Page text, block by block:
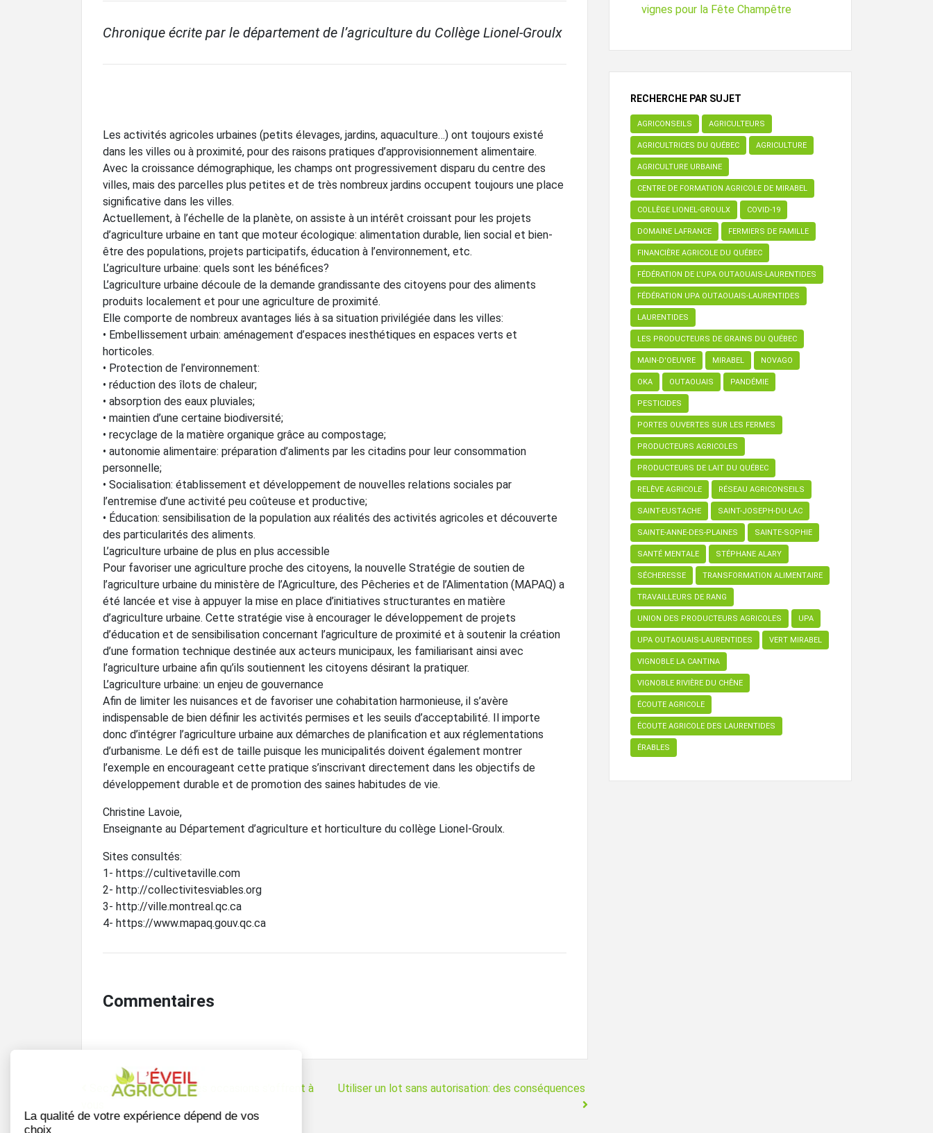
Chronique écrite par le département de l’agriculture du Collège Lionel-Groulx
Les activités agricoles urbaines (petits élevages, jardins, aquaculture…) ont toujours existé
dans les villes ou à proximité, pour des raisons pratiques d’approvisionnement alimentaire.
Avec la croissance démographique, les champs ont progressivement disparu du centre des
villes, mais des parcelles plus petites et de très nombreux jardins occupent toujours une place
significative dans les villes.
Actuellement, à l’échelle de la planète, on assiste à un intérêt croissant pour les projets
d’agriculture urbaine en tant que moteur écologique: alimentation durable, lien social et bien-
être des populations, projets participatifs, éducation à l’environnement, etc.
L’agriculture urbaine: quels sont les bénéfices?
L’agriculture urbaine découle de la demande grandissante des citoyens pour des aliments
produits localement et pour une agriculture de proximité.
Elle comporte de nombreux avantages liés à sa situation privilégiée dans les villes:
• Embellissement urbain: aménagement d’espaces inesthétiques en espaces verts et
horticoles.
• Protection de l’environnement:
• réduction des îlots de chaleur;
• absorption des eaux pluviales;
• maintien d’une certaine biodiversité;
• recyclage de la matière organique grâce au compostage;
• autonomie alimentaire: préparation d’aliments par les citadins pour leur consommation
personnelle;
• Socialisation: établissement et développement de nouvelles relations sociales par
l’entremise d’une activité peu coûteuse et productive;
• Éducation: sensibilisation de la population aux réalités des activités agricoles et découverte
des particularités des aliments.
L’agriculture urbaine de plus en plus accessible
Pour favoriser une agriculture proche des citoyens, la nouvelle Stratégie de soutien de
l’agriculture urbaine du ministère de l’Agriculture, des Pêcheries et de l’Alimentation (MAPAQ) a
été lancée et vise à appuyer la mise en place d’initiatives structurantes en matière
d’agriculture urbaine. Cette stratégie vise à encourager le développement de projets
d’éducation et de sensibilisation concernant l’agriculture de proximité et à soutenir la création
d’une formation technique destinée aux acteurs municipaux, les familiarisant ainsi avec
l’agriculture urbaine afin qu’ils soutiennent les citoyens désirant la pratiquer.
L’agriculture urbaine: un enjeu de gouvernance
Afin de limiter les nuisances et de favoriser une cohabitation harmonieuse, il s’avère
indispensable de bien définir les activités permises et les seuils d’acceptabilité. Il importe
donc d’intégrer l’agriculture urbaine aux démarches de planification et aux réglementations
d’urbanisme. Le défi est de taille puisque les municipalités doivent également montrer
l’exemple en encourageant cette pratique s’inscrivant directement dans les objectifs de
développement durable et de promotion des saines habitudes de vie.
Christine Lavoie,
Enseignante au Département d’agriculture et horticulture du collège Lionel-Groulx.
Sites consultés:
1- https://cultivetaville.com
2- http://collectivitesviables.org
3- http://ville.montreal.qc.ca
4- https://www.mapaq.gouv.qc.ca
Commentaires
Navigation
Secteur biologique : des occasions s’offrent à
Utiliser un lot sans autorisation: des conséquences
vignes pour la Fête Champêtre
RECHERCHE PAR SUJET
AGRICONSEILS AGRICULTEURS
AGRICULTRICES DU QUÉBEC AGRICULTURE
AGRICULTURE URBAINE
CENTRE DE FORMATION AGRICOLE DE MIRABEL
COLLÈGE LIONEL-GROULX COVID-19
DOMAINE LAFRANCE FERMIERS DE FAMILLE
FINANCIÈRE AGRICOLE DU QUÉBEC
FÉDÉRATION DE L’UPA OUTAOUAIS-LAURENTIDES
FÉDÉRATION UPA OUTAOUAIS-LAURENTIDES
LAURENTIDES
LES PRODUCTEURS DE GRAINS DU QUÉBEC
MAIN-D'OEUVRE MIRABEL NOVAGO
OKA OUTAOUAIS PANDÉMIE
PESTICIDES
PORTES OUVERTES SUR LES FERMES
PRODUCTEURS AGRICOLES
PRODUCTEURS DE LAIT DU QUÉBEC
RELÈVE AGRICOLE RÉSEAU AGRICONSEILS
SAINT-EUSTACHE SAINT-JOSEPH-DU-LAC
SAINTE-ANNE-DES-PLAINES SAINTE-SOPHIE
SANTÉ MENTALE STÉPHANE ALARY
SÉCHERESSE TRANSFORMATION ALIMENTAIRE
TRAVAILLEURS DE RANG
UNION DES PRODUCTEURS AGRICOLES UPA
UPA OUTAOUAIS-LAURENTIDES VERT MIRABEL
VIGNOBLE LA CANTINA
VIGNOBLE RIVIÈRE DU CHÊNE
ÉCOUTE AGRICOLE
ÉCOUTE AGRICOLE DES LAURENTIDES
ÉRABLES